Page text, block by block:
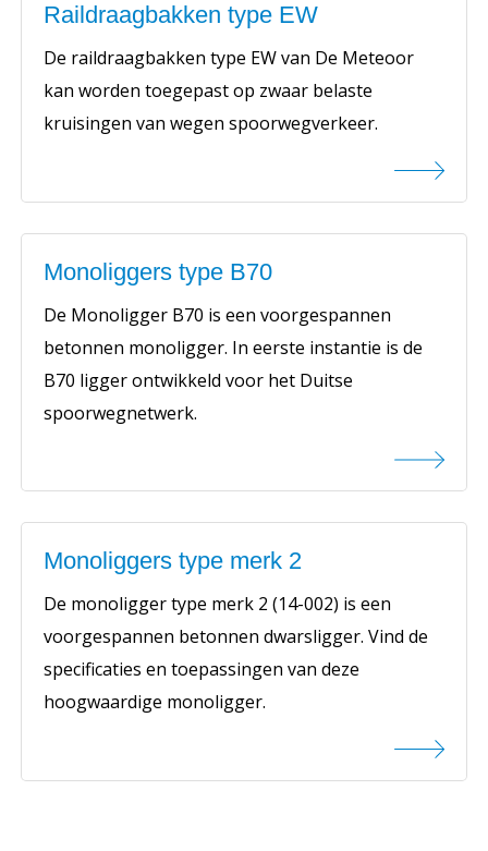
Raildraagbakken type EW
De raildraagbakken type EW van De Meteoor
kan worden toegepast op zwaar belaste
kruisingen van wegen spoorwegverkeer.
Monoliggers type B70
De Monoligger B70 is een voorgespannen
betonnen monoligger. In eerste instantie is de
B70 ligger ontwikkeld voor het Duitse
spoorwegnetwerk.
Monoliggers type merk 2
De monoligger type merk 2 (14-002) is een
voorgespannen betonnen dwarsligger. Vind de
specificaties en toepassingen van deze
hoogwaardige monoligger.